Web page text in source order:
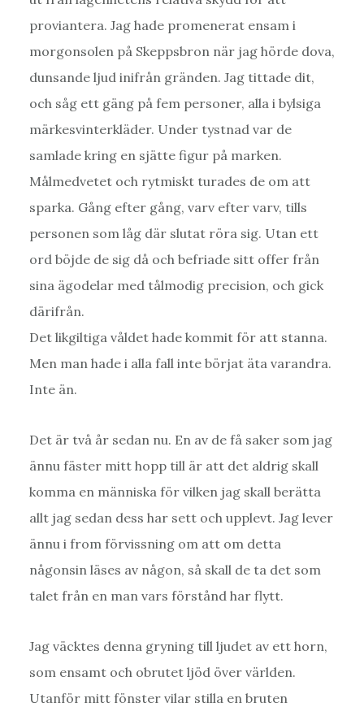
proviantera. Jag hade promenerat ensam i
morgonsolen på Skeppsbron när jag hörde dova,
dunsande ljud inifrån gränden. Jag tittade dit,
och såg ett gäng på fem personer, alla i bylsiga
märkesvinterkläder. Under tystnad var de
samlade kring en sjätte figur på marken.
Målmedvetet och rytmiskt turades de om att
sparka. Gång efter gång, varv efter varv, tills
personen som låg där slutat röra sig. Utan ett
ord böjde de sig då och befriade sitt offer från
sina ägodelar med tålmodig precision, och gick
därifrån.
Det likgiltiga våldet hade kommit för att stanna.
Men man hade i alla fall inte börjat äta varandra.
Inte än.
Det är två år sedan nu. En av de få saker som jag
ännu fäster mitt hopp till är att det aldrig skall
komma en människa för vilken jag skall berätta
allt jag sedan dess har sett och upplevt. Jag lever
ännu i from förvissning om att om detta
någonsin läses av någon, så skall de ta det som
talet från en man vars förstånd har flytt.
Jag väcktes denna gryning till ljudet av ett horn,
som ensamt och obrutet ljöd över världen.
Utanför mitt fönster vilar stilla en bruten